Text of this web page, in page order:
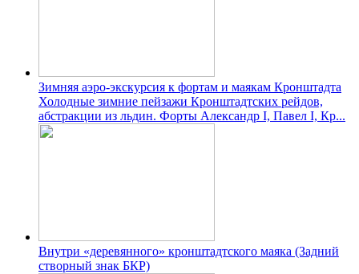
Зимняя аэро-экскурсия к фортам и маякам Кронштадта
Холодные зимние пейзажи Кронштадтских рейдов,
абстракции из льдин. Форты Александр І, Павел І, Кр...
Внутри «деревянного» кронштадтского маяка (Задний
створный знак БКР)